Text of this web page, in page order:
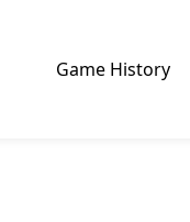
Game History